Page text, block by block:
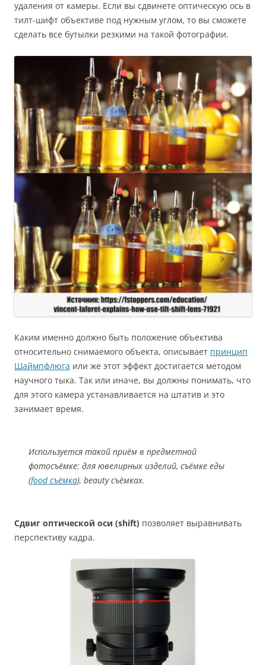
удаления от камеры. Если вы сдвинете оптическую ось в
тилт-шифт объективе под нужным углом, то вы сможете
сделать все бутылки резкими на такой фотографии.
Каким именно должно быть положение объектива
относительно снимаемого объекта, описывает принцип
Шаймпфлюга или же этот эффект достигается методом
научного тыка. Так или иначе, вы должны понимать, что
для этого камера устанавливается на штатив и это
занимает время.
Используется такой приём в предметной
фотосъёмке: для ювелирных изделий, съёмке еды
(food съёмка), beauty съёмках.
Сдвиг оптической оси (shift) позволяет выравнивать
перспективу кадра.